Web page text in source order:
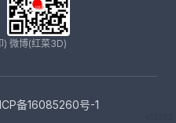
) 微博(红菜3D)
备16085260号-1